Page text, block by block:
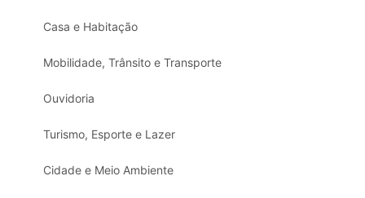
Casa e Habitação
Mobilidade, Trânsito e Transporte
Ouvidoria
Turismo, Esporte e Lazer
Cidade e Meio Ambiente